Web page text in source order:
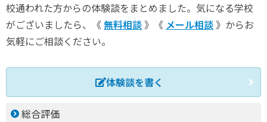
校通われた方からの体験談をまとめました。気になる学校
がございましたら、《 無料相談 》《 メール相談 》からお
気軽にご相談ください。
体験談を書く
総合評価